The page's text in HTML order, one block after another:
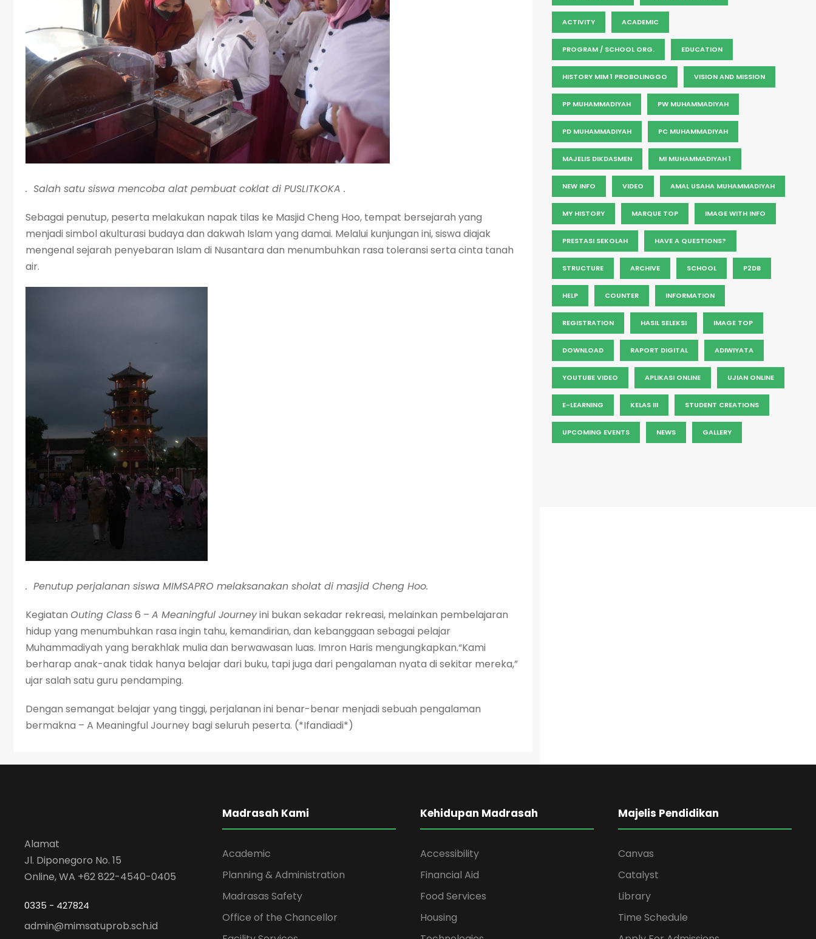
. Salah satu siswa mencoba alat pembuat coklat di PUSLITKOKA .
Sebagai penutup, peserta melakukan napak tilas ke Masjid Cheng Hoo, tempat bersejarah yang
menjadi simbol akulturasi budaya dan dakwah Islam yang damai. Melalui kunjungan ini, siswa diajak
mengenal sejarah penyebaran Islam di Nusantara dan menumbuhkan rasa toleransi serta cinta tanah
air.
. Penutup perjalanan siswa MIMSAPRO melaksanakan sholat di masjid Cheng Hoo.
Kegiatan Outing Class6 – A Meaningful Journeyini bukan sekadar rekreasi, melainkan pembelajaran
hidup yang menumbuhkan rasa ingin tahu, kemandirian, dan kebanggaan sebagai pelajar
Muhammadiyah yang berakhlak mulia dan berwawasan luas. Imron Haris mengungkapkan.“Kami
berharap anak-anak tidak hanya belajar dari buku, tapi juga dari pengalaman nyata di sekitar mereka,”
ujar salah satu guru pendamping.
Dengan semangat belajar yang tinggi, perjalanan ini benar-benar menjadi sebuah pengalaman
bermakna – A Meaningful Journey bagi seluruh peserta. (*Ifandiadi*)
ACTIVITY ACADEMIC
PROGRAM / SCHOOL ORG. EDUCATION
HISTORY MIM 1 PROBOLINGGO VISION AND MISSION
PP MUHAMMADIYAH PW MUHAMMADIYAH
PD MUHAMMADIYAH PC MUHAMMADIYAH
MAJELIS DIKDASMEN MI MUHAMMADIYAH 1
NEW INFO VIDEO AMAL USAHA MUHAMMADIYAH
MY HISTORY MARQUE TOP IMAGE WITH INFO
PRESTASI SEKOLAH HAVE A QUESTIONS?
STRUCTURE ARCHIVE SCHOOL P2DB
HELP COUNTER INFORMATION
REGISTRATION HASIL SELEKSI IMAGE TOP
DOWNLOAD RAPORT DIGITAL ADIWIYATA
YOUTUBE VIDEO APLIKASI ONLINE UJIAN ONLINE
E-LEARNING KELAS III STUDENT CREATIONS
UPCOMING EVENTS NEWS GALLERY
Alamat
Jl. Diponegoro No. 15
Online, WA +62 822-4540-0405
0335 - 427824
admin@mimsatuprob.sch.id
Madrasah Kami
Academic
Planning & Administration
Madrasas Safety
Office of the Chancellor
Kehidupan Madrasah
Accessibility
Financial Aid
Food Services
Housing
Majelis Pendidikan
Canvas
Catalyst
Library
Time Schedule